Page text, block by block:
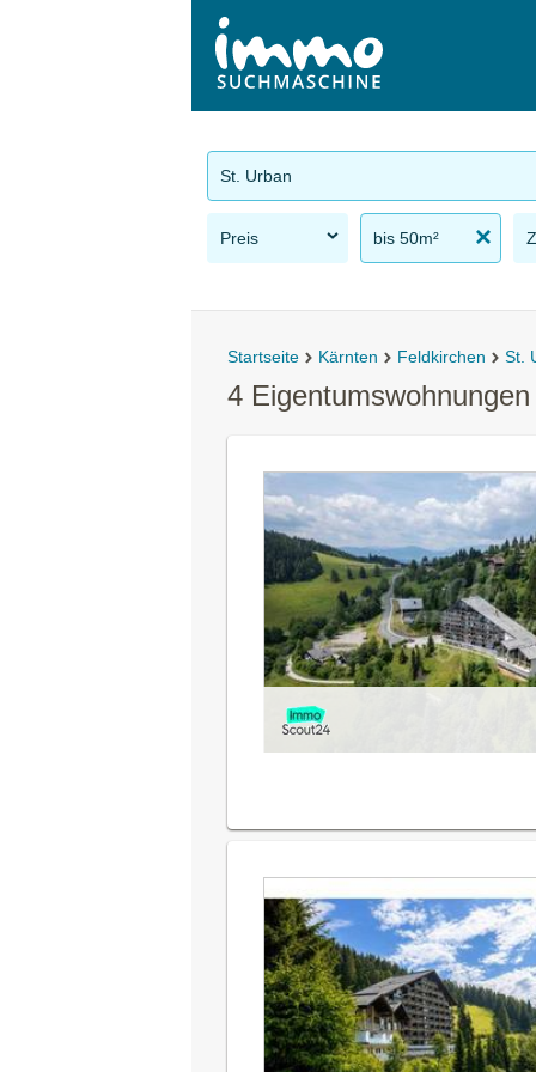
St. Urban
Preis bis 50m²
Startseite Kärnten Feldkirchen St.
4